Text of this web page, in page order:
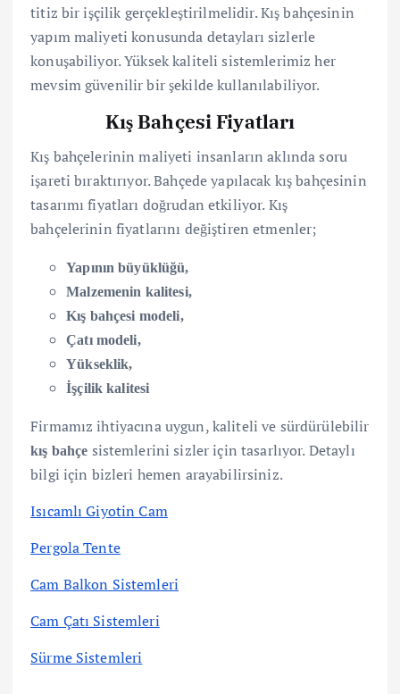
titiz bir işçilik gerçekleştirilmelidir. Kış bahçesinin
yapım maliyeti konusunda detayları sizlerle
konuşabiliyor. Yüksek kaliteli sistemlerimiz her
mevsim güvenilir bir şekilde kullanılabiliyor.
Kış Bahçesi Fiyatları
Kış bahçelerinin maliyeti insanların aklında soru
işareti bıraktırıyor. Bahçede yapılacak kış bahçesinin
tasarımı fiyatları doğrudan etkiliyor. Kış
bahçelerinin fiyatlarını değiştiren etmenler;
Yapının büyüklüğü,
Malzemenin kalitesi,
Kış bahçesi modeli,
Çatı modeli,
Yükseklik,
İşçilik kalitesi
Firmamız ihtiyacına uygun, kaliteli ve sürdürülebilir
kış bahçe sistemlerini sizler için tasarlıyor. Detaylı
bilgi için bizleri hemen arayabilirsiniz.
Isıcamlı Giyotin Cam
Pergola Tente
Cam Balkon Sistemleri
Cam Çatı Sistemleri
Sürme Sistemleri